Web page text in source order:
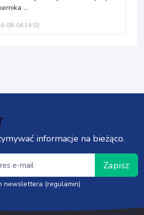
...
08-04 14:02
informacje na bieżąco.
Zapisz
newslettera (regulamin)